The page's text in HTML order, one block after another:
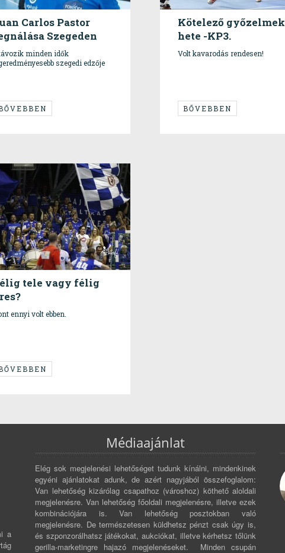
Carlos Pastor
Szegeden
minden idők
szegedi edzője
Kötelező győzelmek
hete -KP3.
Volt kavarodás rendesen!
BŐVEBBEN
tele vagy félig
ennyi volt ebben.
a
Médiaajánlat
Elég sok megjelenési lehetőséget tudunk kínálni, mindenkinek
egyéni ajánlatokat adunk, de azért nagyjából összefoglalom:
Van lehetőség kizárólag csapathoz (városhoz) köthető aloldali
megjelenésre. Van lehetőség főoldali megjelenésre, illetve ezek
kombinációjára is. Van lehetőség posztokban való
megjelenésre. De természetesen küldhetsz pénzt csak úgy is,
és szponzorálhatsz játékokat, aukciókat, illetve kérhetsz tőlünk
gerilla-marketingre hajazó megjelenéseket. Minden csupán